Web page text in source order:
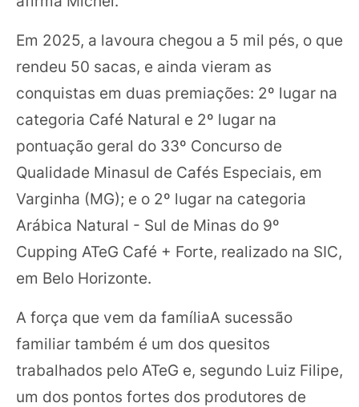
Em 2025, a lavoura chegou a 5 mil pés, o que
rendeu 50 sacas, e ainda vieram as
conquistas em duas premiações: 2º lugar na
categoria Café Natural e 2º lugar na
pontuação geral do 33º Concurso de
Qualidade Minasul de Cafés Especiais, em
Varginha (MG); e o 2º lugar na categoria
Arábica Natural - Sul de Minas do 9º
Cupping ATeG Café + Forte, realizado na SIC,
em Belo Horizonte.
A força que vem da famíliaA sucessão
familiar também é um dos quesitos
trabalhados pelo ATeG e, segundo Luiz Filipe,
um dos pontos fortes dos produtores de